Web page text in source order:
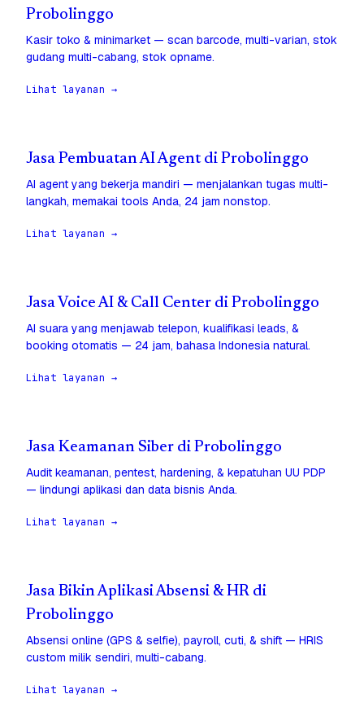
Probolinggo
Kasir toko & minimarket — scan barcode, multi-varian, stok
gudang multi-cabang, stok opname.
Lihat layanan →
Jasa Pembuatan AI Agent di Probolinggo
AI agent yang bekerja mandiri — menjalankan tugas multi-
langkah, memakai tools Anda, 24 jam nonstop.
Lihat layanan →
Jasa Voice AI & Call Center di Probolinggo
AI suara yang menjawab telepon, kualifikasi leads, &
booking otomatis — 24 jam, bahasa Indonesia natural.
Lihat layanan →
Jasa Keamanan Siber di Probolinggo
Audit keamanan, pentest, hardening, & kepatuhan UU PDP
— lindungi aplikasi dan data bisnis Anda.
Lihat layanan →
Jasa Bikin Aplikasi Absensi & HR di
Probolinggo
Absensi online (GPS & selfie), payroll, cuti, & shift — HRIS
custom milik sendiri, multi-cabang.
Lihat layanan →